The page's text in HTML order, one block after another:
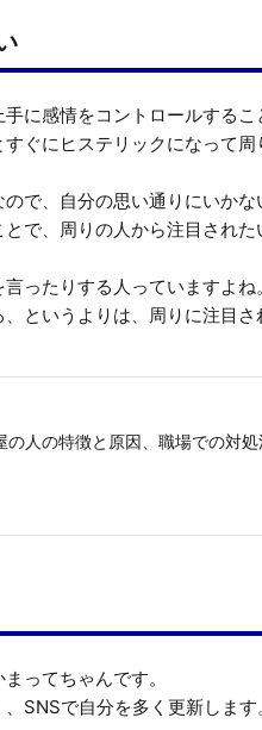
に感情をコントロールする
ぐにヒステリックになって周
で、自分の思い通りにいかな
で、周りの人から注目された
ったりする人っていますよね。
というよりは、周りに注目
の人の特徴と原因、職場での対
ってちゃんです。
SNSで自分を多く更新します